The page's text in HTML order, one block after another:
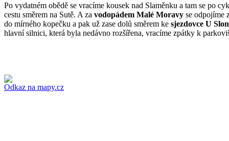
Po vydatném obědě se vracíme kousek nad Slaměnku a tam se po
cestu směrem na Sutě. A za vodopádem Malé Moravy se odpojíme
do mírného kopečku a pak už zase dolů směrem ke sjezdovce U
hlavní silnici, která byla nedávno rozšířena, vracíme zpátky k
Odkaz na mapy.cz